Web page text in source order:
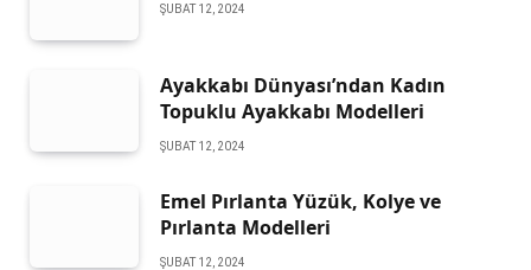
ŞUBAT 12, 2024
Ayakkabı Dünyası’ndan Kadın
Topuklu Ayakkabı Modelleri
ŞUBAT 12, 2024
Emel Pırlanta Yüzük, Kolye ve
Pırlanta Modelleri
ŞUBAT 12, 2024